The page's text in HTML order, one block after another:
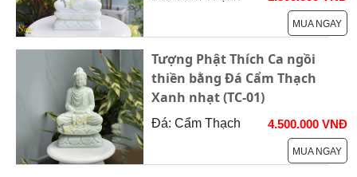
MUA NGAY
Tượng Phật Thích Ca ngồi
thiền bằng Đá Cẩm Thạch
Xanh nhạt (TC-01)
Đá: Cẩm Thạch 4.500.000 VNĐ
MUA NGAY